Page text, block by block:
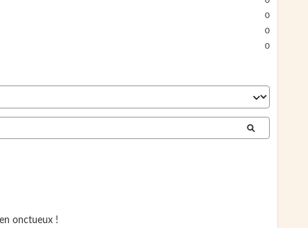
0
0
0
onctueux !